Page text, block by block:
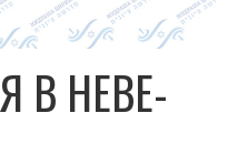
В НЕВЕ-